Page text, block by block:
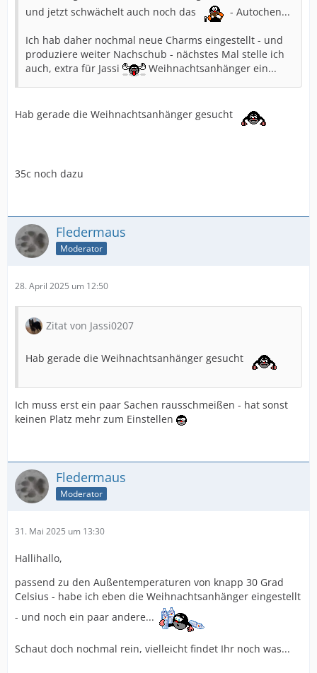
und jetzt schwächelt auch noch das
- Autochen...
Ich hab daher nochmal neue Charms eingestellt - und
produziere weiter Nachschub - nächstes Mal stelle ich
auch, extra für Jassi
Weihnachtsanhänger ein...
Hab gerade die Weihnachtsanhänger gesucht
35c noch dazu
Fledermaus
Moderator
28. April 2025 um 12:50
Zitat von Jassi0207
Hab gerade die Weihnachtsanhänger gesucht
Ich muss erst ein paar Sachen rausschmeißen - hat sonst
keinen Platz mehr zum Einstellen
Fledermaus
Moderator
31. Mai 2025 um 13:30
Hallihallo,
passend zu den Außentemperaturen von knapp 30 Grad
Celsius - habe ich eben die Weihnachtsanhänger eingestellt
- und noch ein paar andere...
Schaut doch nochmal rein, vielleicht findet Ihr noch was...